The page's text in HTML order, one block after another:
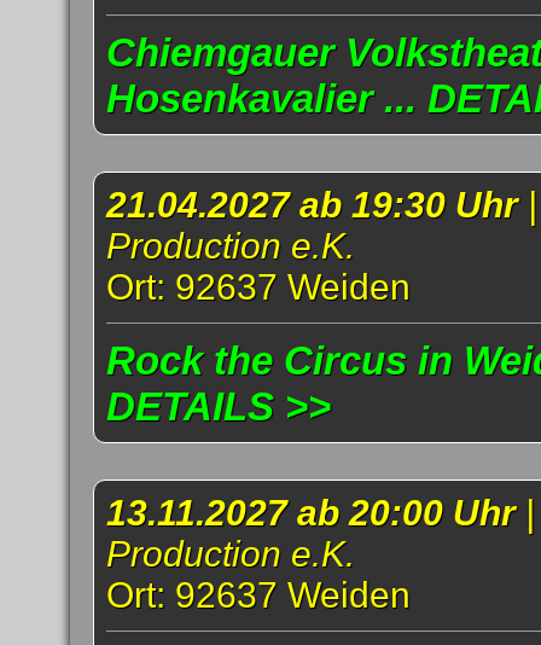
Chiemgauer
Hosenkavalier ...
21.04.2027 ab 19:30 Uhr
Production e.K.
Ort: 92637 Weiden
Rock the Circus in
DETAILS >>
13.11.2027 ab 20:00 Uhr
Production e.K.
Ort: 92637 Weiden